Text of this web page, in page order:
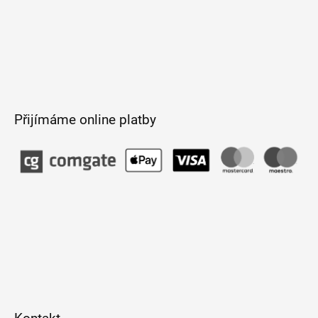
Přijímáme online platby